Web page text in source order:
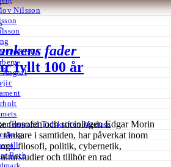
Nilsson
Ord&Bild
Ängsal
Tidskriften Medusa
Roth
fader
fyllt 100 år
filosofen och sociologen Edgar Morin
tänkare i samtiden, har påverkat inom
filosofi, politik, cybernetik,
och tillhör en rad